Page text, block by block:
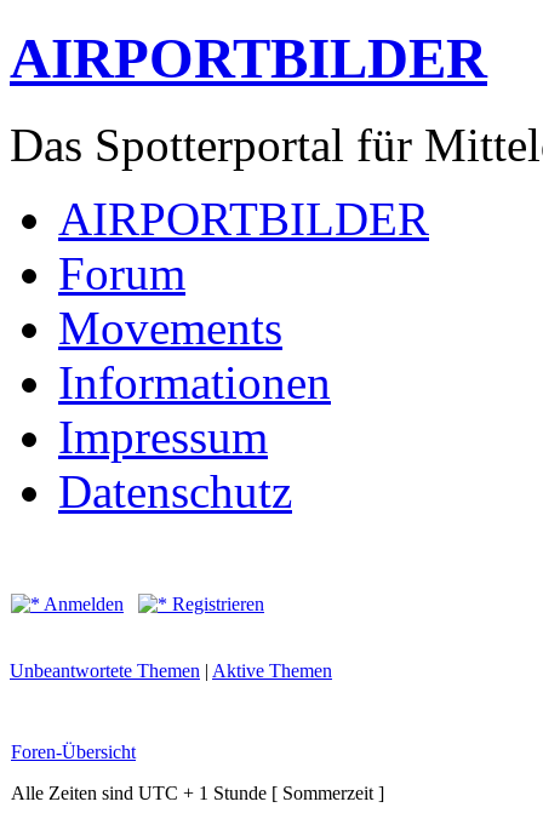
AIRPORTBILDER
Das Spotterportal für
AIRPORTBILDER
Forum
Movements
Informationen
Impressum
Datenschutz
Anmelden Registrieren
Unbeantwortete Themen | Aktive Themen
Foren-Übersicht
Alle Zeiten sind UTC + 1 Stunde [ Sommerzeit ]